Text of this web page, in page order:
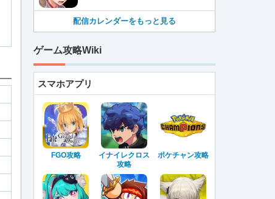
配信カレンダーをもっと見る
ゲーム攻略Wiki
スマホアプリ
FGO攻略
イナイレクロス
攻略
ポケチャン攻略